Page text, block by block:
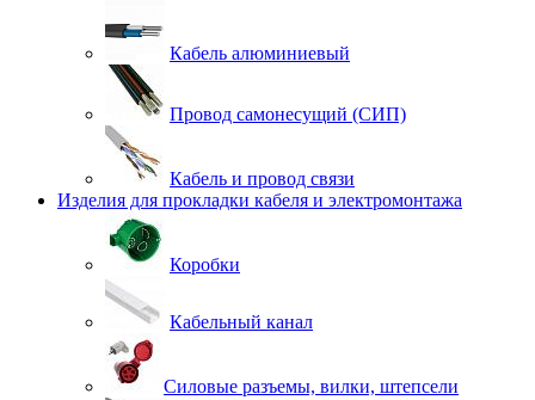
Кабель алюминиевый
Провод самонесущий (СИП)
Кабель и провод связи
Изделия для прокладки кабеля и электромонтажа
Коробки
Кабельный канал
Силовые разъемы, вилки, штепсели